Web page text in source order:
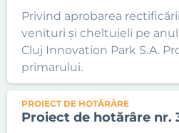
Privind aprobarea
venituri și cheltuieli pe
Cluj Innovation Park S.A.
primarului.
PROIECT DE HOTĂRÂRE
Proiect de hotărâre nr.